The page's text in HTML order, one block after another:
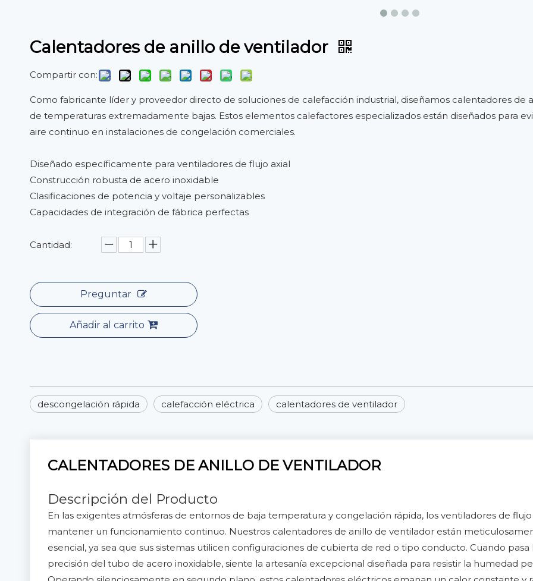
Calentadores de anillo de ventilador
Compartir con:
Como fabricante líder y proveedor directo de soluciones de calefacción industrial, diseñamos calentadores
de temperaturas extremadamente bajas. Estos elementos calefactores especializados están diseñados para
aire continuo en instalaciones de congelación comerciales.
Diseñado específicamente para ventiladores de flujo axial
Construcción robusta de acero inoxidable
Clasificaciones de potencia y voltaje personalizables
Capacidades de integración de fábrica perfectas
Cantidad:
Preguntar
Añadir al carrito
descongelación rápida calefacción eléctrica calentadores de ventilador
CALENTADORES DE ANILLO DE VENTILADOR
Descripción del Producto
En las exigentes atmósferas de entornos de baja temperatura y congelación rápida, los ventiladores de
mantener un funcionamiento continuo. Nuestros calentadores de anillo de ventilador están
esencial, ya sea que sus sistemas utilicen configuraciones de cubierta de red o tipo conducto. Cuando
precisión del tubo de acero inoxidable, siente la artesanía excepcional diseñada para resistir la humedad